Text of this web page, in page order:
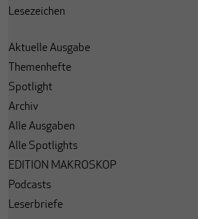
Lesezeichen
Aktuelle Ausgabe
Themenhefte
Spotlight
Archiv
Alle Ausgaben
Alle Spotlights
EDITION MAKROSKOP
Podcasts
Leserbriefe